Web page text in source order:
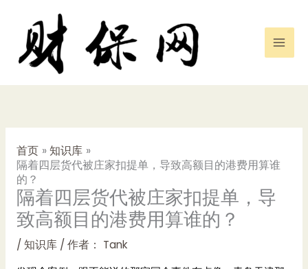
首页
知识库
隔着四层货代被庄家扣提单，导致高额目的港费用算谁
的？
隔着四层货代被庄家扣提单，导
致高额目的港费用算谁的？
/ 知识库/ 作者： Tank